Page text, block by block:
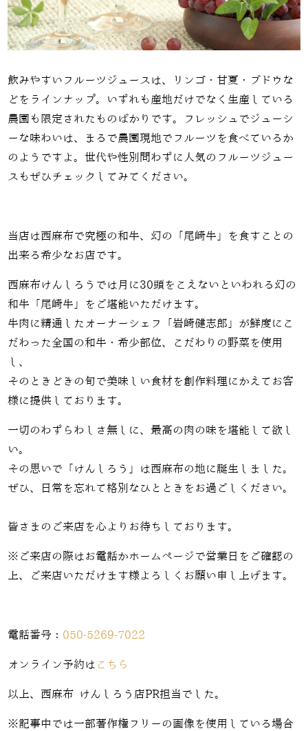
飲みやすいフルーツジュースは、リンゴ・甘夏・ブドウな
どをラインナップ。いずれも産地だけでなく生産している
農園も限定されたものばかりです。フレッシュでジューシ
ーな味わいは、まるで農園現地でフルーツを食べているか
のようですよ。世代や性別問わずに人気のフルーツジュー
スもぜひチェックしてみてください。
当店は西麻布で究極の和牛、幻の「尾崎牛」を食すことの
出来る希少なお店です。
西麻布けんしろうでは月に30頭をこえないといわれる幻の
和牛「尾崎牛」をご堪能いただけます。
牛肉に精通したオーナーシェフ「岩崎健志郎」が鮮度にこ
だわった全国の和牛・希少部位、こだわりの野菜を使用
し、
そのときどきの旬で美味しい食材を創作料理にかえてお客
様に提供しております。
一切のわずらわしさ無しに、最高の肉の味を堪能して欲し
い。
その思いで「けんしろう」は西麻布の地に誕生しました。
ぜひ、日常を忘れて格別なひとときをお過ごしください。
皆さまのご来店を心よりお待ちしております。
※ご来店の際はお電話かホームページで営業日をご確認の
上、ご来店いただけます様よろしくお願い申し上げます。
電話番号： 050-5269-7022
オンライン予約は こちら
以上、西麻布 けんしろう店PR担当でした。
※記事中では一部著作権フリーの画像を使用している場合